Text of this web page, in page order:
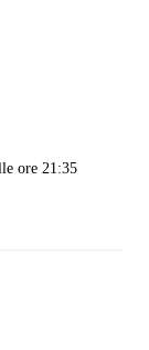
ore 21:35